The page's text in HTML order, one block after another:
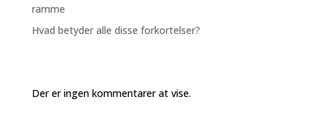
ramme
Hvad betyder alle disse forkortelser?
Der er ingen kommentarer at vise.